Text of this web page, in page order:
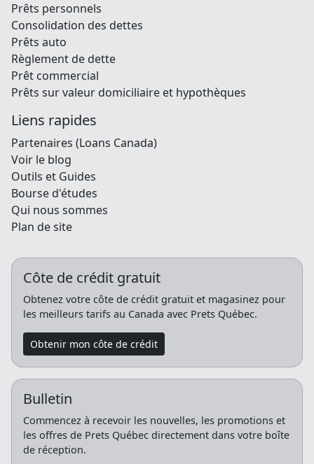
Prêts personnels
Consolidation des dettes
Prêts auto
Règlement de dette
Prêt commercial
Prêts sur valeur domiciliaire et hypothèques
Liens rapides
Partenaires (Loans Canada)
Voir le blog
Outils et Guides
Bourse d'études
Qui nous sommes
Plan de site
Côte de crédit gratuit
Obtenez votre côte de crédit gratuit et magasinez pour
les meilleurs tarifs au Canada avec Prets Québec.
Obtenir mon côte de crédit
Bulletin
Commencez à recevoir les nouvelles, les promotions et
les offres de Prets Québec directement dans votre boîte
de réception.